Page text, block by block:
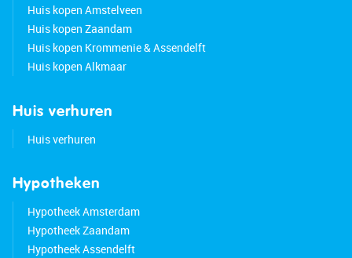
Huis kopen Amstelveen
Huis kopen Zaandam
Huis kopen Krommenie & Assendelft
Huis kopen Alkmaar
Huis verhuren
Huis verhuren
Hypotheken
Hypotheek Amsterdam
Hypotheek Zaandam
Hypotheek Assendelft